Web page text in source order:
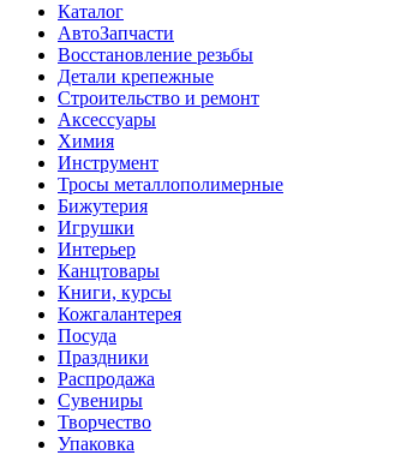
Каталог
АвтоЗапчасти
Восстановление резьбы
Детали крепежные
Строительство и ремонт
Аксессуары
Химия
Инструмент
Тросы металлополимерные
Бижутерия
Игрушки
Интерьер
Канцтовары
Книги, курсы
Кожгалантерея
Посуда
Праздники
Распродажа
Сувениры
Творчество
Упаковка